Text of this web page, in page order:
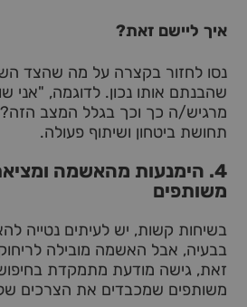
איך ליישם זאת?
נסו לחזור בקצרה על מה שהצד
שהבנתם אותו נכון. לדוגמה,
מרגיש/ה כך וכך בגלל המצב הזה?"
תחושת ביטחון ושיתוף פעולה.
4. הימנעות מהאשמה
משותפים
בשיחות קשות, יש לעיתים נטייה
בבעיה, אבל האשמה מובילה
זאת, גישה מודעת מתמקדת
משותפים שמכבדים את הצרכים